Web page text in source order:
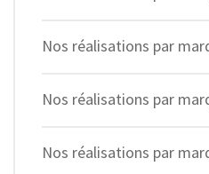
Nos réalisations par
Nos réalisations par
Nos réalisations par